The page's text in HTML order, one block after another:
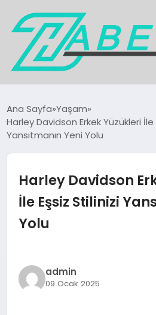
GÜNDEM
MAGAZIN
EĞITIM
SAĞLIK
Ana Sayfa Yaşam
Harley Davidson Erkek Yüzükleri İle
Yansıtmanın Yeni Yolu
Harley Davidson
İle Eşsiz Stilinizi
Yolu
admin
09 Ocak 2025